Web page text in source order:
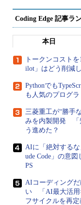
Coding Edge 記事ラ
本日
トークンコスト
ilot」はどう削減
Pythonでも
も人気のプログラ
三菱重工が“勝手
みを内製開発 「
う進めた？
AIに「絶対する
ude Code」の意
PS
AIコーディング
い 「AI最大活用
フサイクルを再定